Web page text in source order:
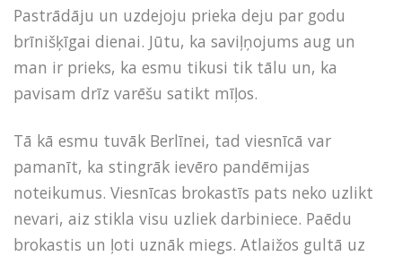
Pastrādāju un uzdejoju prieka deju par godu
brīnišķīgai dienai. Jūtu, ka saviļņojums aug un
man ir prieks, ka esmu tikusi tik tālu un, ka
pavisam drīz varēšu satikt mīļos.
Tā kā esmu tuvāk Berlīnei, tad viesnīcā var
pamanīt, ka stingrāk ievēro pandēmijas
noteikumus. Viesnīcas brokastīs pats neko uzlikt
nevari, aiz stikla visu uzliek darbiniece. Paēdu
brokastis un ļoti uznāk miegs. Atlaižos gultā uz